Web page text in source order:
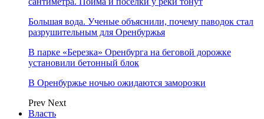
Большая вода. Ученые объяснили, почему паводок стал
разрушительным для Оренбуржья
В парке «Березка» Оренбурга на беговой дорожке
установили бетонный блок
В Оренбуржье ночью ожидаются заморозки
Prev Next
Власть